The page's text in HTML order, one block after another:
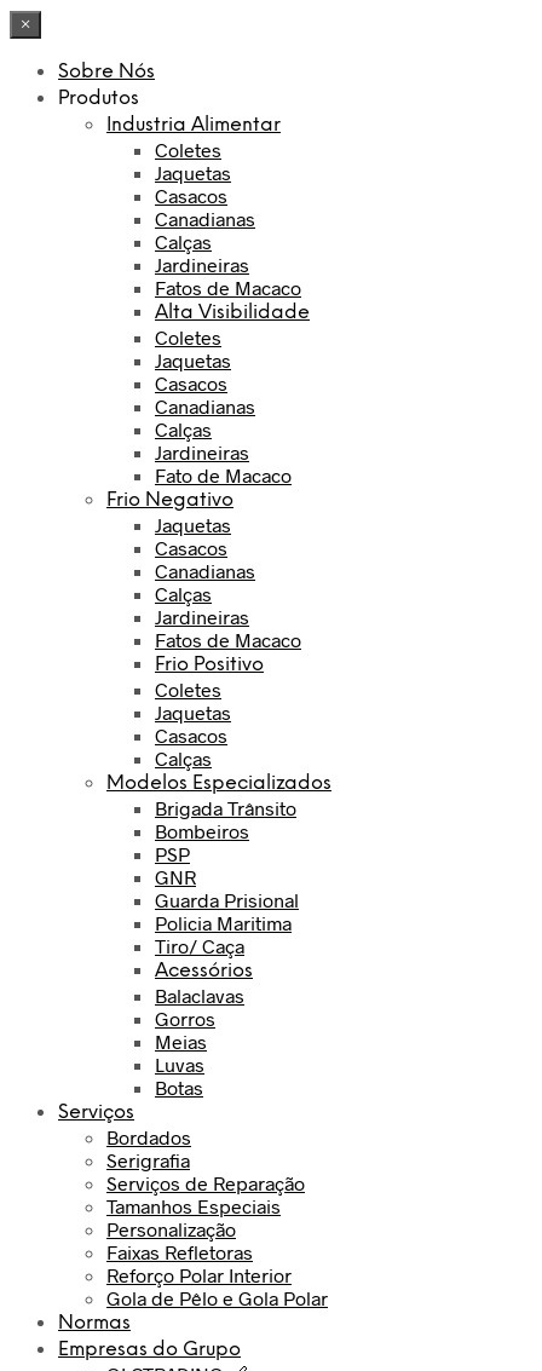
×
Sobre Nós
Produtos
Industria Alimentar
Coletes
Jaquetas
Casacos
Canadianas
Calças
Jardineiras
Fatos de Macaco
Alta Visibilidade
Coletes
Jaquetas
Casacos
Canadianas
Calças
Jardineiras
Fato de Macaco
Frio Negativo
Jaquetas
Casacos
Canadianas
Calças
Jardineiras
Fatos de Macaco
Frio Positivo
Coletes
Jaquetas
Casacos
Calças
Modelos Especializados
Brigada Trânsito
Bombeiros
PSP
GNR
Guarda Prisional
Policia Maritima
Tiro/ Caça
Acessórios
Balaclavas
Gorros
Meias
Luvas
Botas
Serviços
Bordados
Serigrafia
Serviços de Reparação
Tamanhos Especiais
Personalização
Faixas Refletoras
Reforço Polar Interior
Gola de Pêlo e Gola Polar
Normas
Empresas do Grupo